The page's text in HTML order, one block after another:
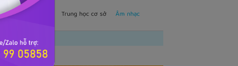
IELTS Trung học cơ sở Âm nhạc